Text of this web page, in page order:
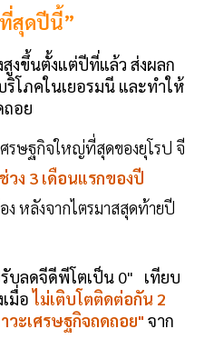
สุดปีนี้”
งขึ้นตั้งแต่ปีที่แล้ว ส่งผลก
โภคในเยอรมนี และทำให้
ถอย
รษฐกิจใหญ่ที่สุดของยุโรป จี
วง 3 เดือนแรกของปี
ง หลังจากไตรมาสสุดท้ายปี
บลดจีดีพีโตเป็น 0" เทียบ
เมื่อไม่เติบโตติดต่อกัน 2
วะเศรษฐกิจถดถอย" จาก